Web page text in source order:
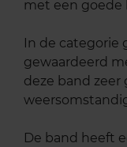
met een goede
In de categorie
gewaardeerd
deze band
De band heeft